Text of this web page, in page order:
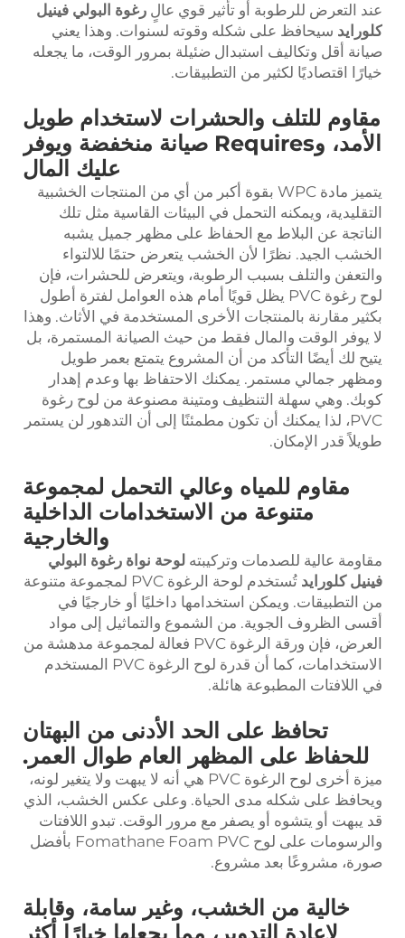
عند التعرض للرطوبة أو تأثير قوي عالٍ رغوة البولي فينيل
كلورايد سيحافظ على شكله وقوته لسنوات. وهذا يعني
صيانة أقل وتكاليف استبدال ضئيلة بمرور الوقت، ما يجعله
خيارًا اقتصاديًا لكثير من التطبيقات.
مقاوم للتلف والحشرات لاستخدام طويل
الأمد، وRequires صيانة منخفضة ويوفر
عليك المال
يتميز مادة WPC بقوة أكبر من أي من المنتجات الخشبية
التقليدية، ويمكنه التحمل في البيئات القاسية مثل تلك
الناتجة عن البلاط مع الحفاظ على مظهر جميل يشبه
الخشب الجيد. نظرًا لأن الخشب يتعرض حتمًا للالتواء
والتعفن والتلف بسبب الرطوبة، ويتعرض للحشرات، فإن
لوح رغوة PVC يظل قويًا أمام هذه العوامل لفترة أطول
بكثير مقارنة بالمنتجات الأخرى المستخدمة في الأثاث. وهذا
لا يوفر الوقت والمال فقط من حيث الصيانة المستمرة، بل
يتيح لك أيضًا التأكد من أن المشروع يتمتع بعمر طويل
ومظهر جمالي مستمر. يمكنك الاحتفاظ بها وعدم إهدار
كوبك. وهي سهلة التنظيف ومتينة مصنوعة من لوح رغوة
PVC، لذا يمكنك أن تكون مطمئنًا إلى أن التدهور لن يستمر
طويلاً قدر الإمكان.
مقاوم للمياه وعالي التحمل لمجموعة
متنوعة من الاستخدامات الداخلية
والخارجية
مقاومة عالية للصدمات وتركيبته لوحة نواة رغوة البولي
فينيل كلورايد
تُستخدم لوحة الرغوة PVC لمجموعة متنوعة
من التطبيقات. ويمكن استخدامها داخليًا أو خارجيًا في
أقسى الظروف الجوية. من الشموع والتماثيل إلى مواد
العرض، فإن ورقة الرغوة PVC فعالة لمجموعة مدهشة من
الاستخدامات، كما أن قدرة لوح الرغوة PVC المستخدم
في اللافتات المطبوعة هائلة.
تحافظ على الحد الأدنى من البهتان
للحفاظ على المظهر العام طوال العمر.
ميزة أخرى لوح الرغوة PVC هي أنه لا يبهت ولا يتغير لونه،
ويحافظ على شكله مدى الحياة. وعلى عكس الخشب، الذي
قد يبهت أو يتشوه أو يصفر مع مرور الوقت. تبدو اللافتات
والرسومات على لوح Fomathane Foam PVC بأفضل
صورة، مشروعًا بعد مشروع.
خالية من الخشب، وغير سامة، وقابلة